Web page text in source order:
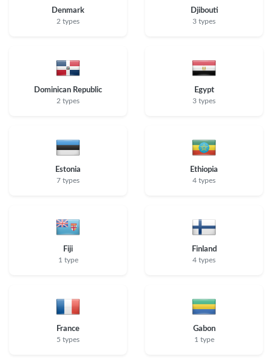
Denmark
2 types
Djibouti
3 types
Dominican Republic
2 types
Egypt
3 types
Estonia
7 types
Ethiopia
4 types
Fiji
1 type
Finland
4 types
France
5 types
Gabon
1 type